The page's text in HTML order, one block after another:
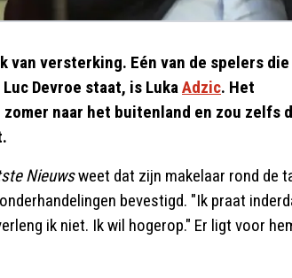
van versterking. Eén van de spelers die
Luc Devroe staat, is Luka Adzic. Het
naar het buitenland en zou zelfs
Nieuwsweet dat zijn makelaar rond de
bevestigd. "Ik praat
ik niet. Ik wil hogerop." Er ligt voor